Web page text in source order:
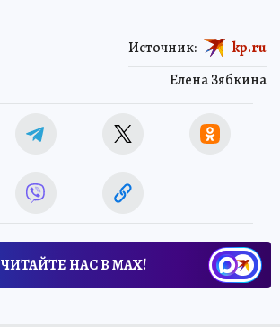
Елена Зябкина
Источник: kp.ru
ЧИТАЙТЕ НАС В МАХ!